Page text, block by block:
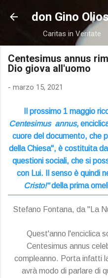
Passa ai
don Gino
Caritas in Veritate
Centesimus annus
Dio giova all'uomo
- marzo 15, 2021
Il prossimo 1 maggio
Centesimus annus,
cuore del documento, che
della Chiesa", è costituita
questioni sociali, che si
con Lui. Il senso è quindi
Cristo!"della prima
Stefano Fontana, da "La
Quest'anno l'enciclica
Centesimus annus
compleanno. Porta infatti
avrà modo di parlare di